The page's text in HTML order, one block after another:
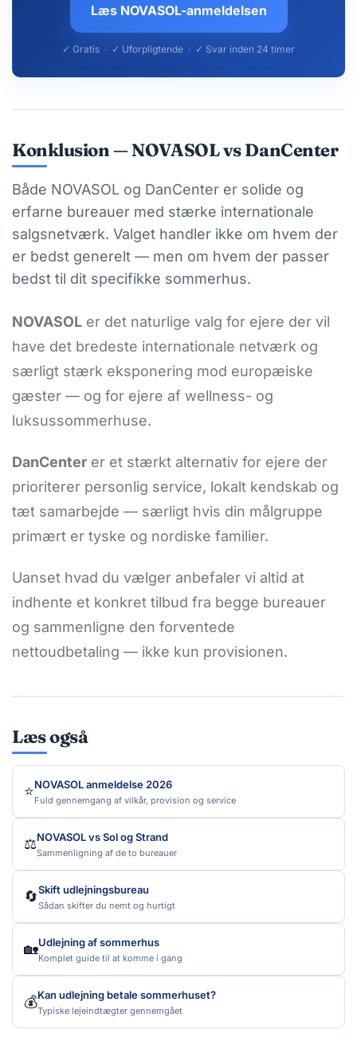
Læs NOVASOL-anmeldelsen
✓ Gratis · ✓ Uforpligtende · ✓ Svar inden 24 timer
Konklusion — NOVASOL vs DanCenter
Både NOVASOL og DanCenter er solide og
erfarne bureauer med stærke internationale
salgsnetværk. Valget handler ikke om hvem der
er bedst generelt — men om hvem der passer
bedst til dit specifikke sommerhus.
NOVASOL er det naturlige valg for ejere der vil
have det bredeste internationale netværk og
særligt stærk eksponering mod europæiske
gæster — og for ejere af wellness- og
luksussommerhuse.
DanCenter er et stærkt alternativ for ejere der
prioriterer personlig service, lokalt kendskab og
tæt samarbejde — særligt hvis din målgruppe
primært er tyske og nordiske familier.
Uanset hvad du vælger anbefaler vi altid at
indhente et konkret tilbud fra begge bureauer
og sammenligne den forventede
nettoudbetaling — ikke kun provisionen.
Læs også
⭐NOVASOL anmeldelse 2026
Fuld gennemgang af vilkår, provision og service
⚖️NOVASOL vs Sol og Strand
Sammenligning af de to bureauer
🔄Skift udlejningsbureau
Sådan skifter du nemt og hurtigt
🏡Udlejning af sommerhus
Komplet guide til at komme i gang
💰Kan udlejning betale sommerhuset?
Typiske lejeindtægter gennemgået